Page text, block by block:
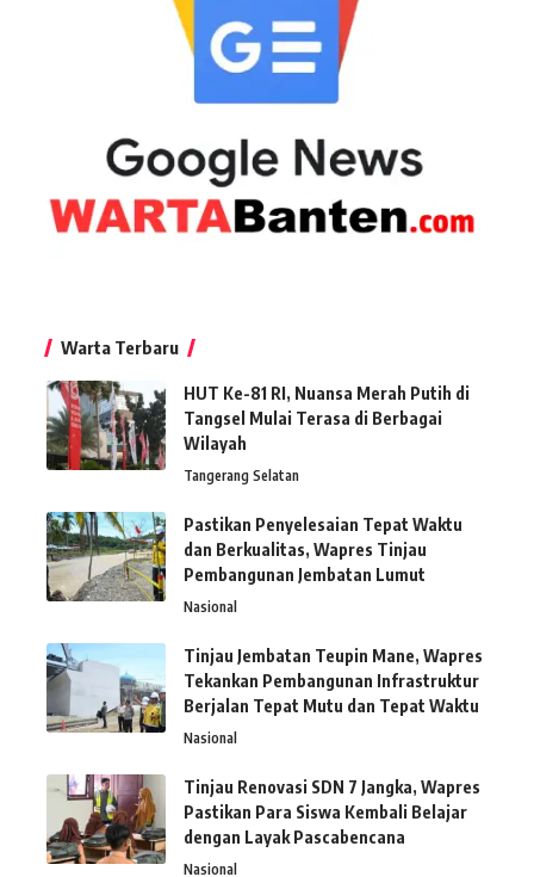
Warta Terbaru
HUT Ke-81 RI, Nuansa Merah Putih di
Tangsel Mulai Terasa di Berbagai
Wilayah
Tangerang Selatan
Pastikan Penyelesaian Tepat Waktu
dan Berkualitas, Wapres Tinjau
Pembangunan Jembatan Lumut
Nasional
Tinjau Jembatan Teupin Mane, Wapres
Tekankan Pembangunan Infrastruktur
Berjalan Tepat Mutu dan Tepat Waktu
Nasional
Tinjau Renovasi SDN 7 Jangka, Wapres
Pastikan Para Siswa Kembali Belajar
dengan Layak Pascabencana
Nasional